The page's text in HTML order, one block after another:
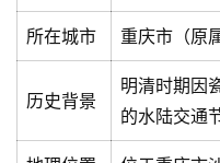
所在城市 重庆市（原
历史背景
明清时期因
的水陆交通